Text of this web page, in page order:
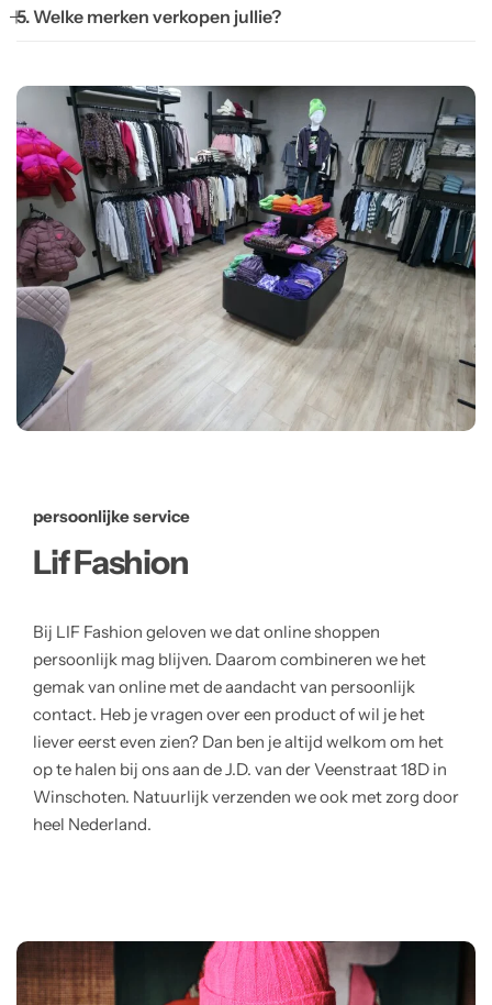
5. Welke merken verkopen jullie?
persoonlijke service
Lif Fashion
Bij LIF Fashion geloven we dat online shoppen
persoonlijk mag blijven. Daarom combineren we het
gemak van online met de aandacht van persoonlijk
contact. Heb je vragen over een product of wil je het
liever eerst even zien? Dan ben je altijd welkom om het
op te halen bij ons aan de J.D. van der Veenstraat 18D in
Winschoten. Natuurlijk verzenden we ook met zorg door
heel Nederland.